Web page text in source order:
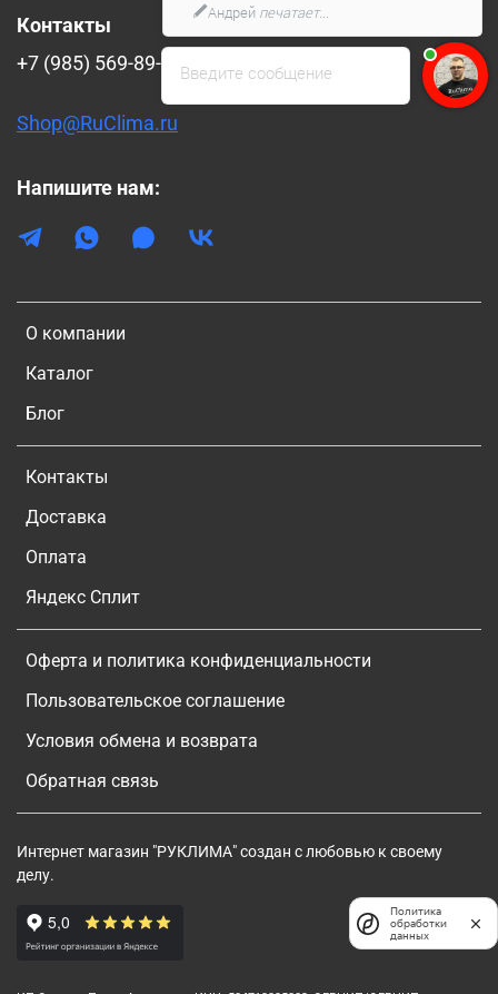
О компании
Каталог
Блог
Контакты
Доставка
Оплата
Яндекс Сплит
Оферта и политика конфиденциальности
Пользовательское соглашение
Условия обмена и возврата
Обратная связь
Контакты
+7 (985) 569-89-88
Shop@RuClima.ru
Напишите нам:
Интернет магазин "РУКЛИМА" создан с любовью к своему
делу.
Введите сообщение
Андрей печатает...
Политика
обработки
данных